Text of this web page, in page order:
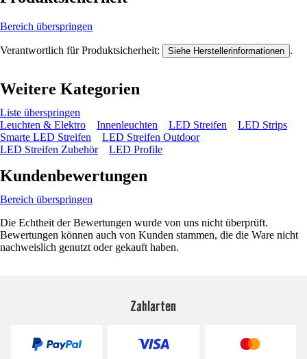
Bereich überspringen
Verantwortlich für Produktsicherheit: Siehe Herstellerinformationen .
Weitere Kategorien
Liste überspringen
Leuchten & Elektro
Innenleuchten LED Streifen
LED Strips
Smarte LED Streifen
LED Streifen Outdoor
LED Streifen Zubehör
LED Profile
Kundenbewertungen
Bereich überspringen
Die Echtheit der Bewertungen wurde von uns nicht überprüft.
Bewertungen können auch von Kunden stammen, die die Ware nicht
nachweislich genutzt oder gekauft haben.
Zahlarten